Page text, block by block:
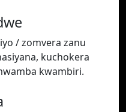
/ zomvera zanu
kuchokera
kwambiri.